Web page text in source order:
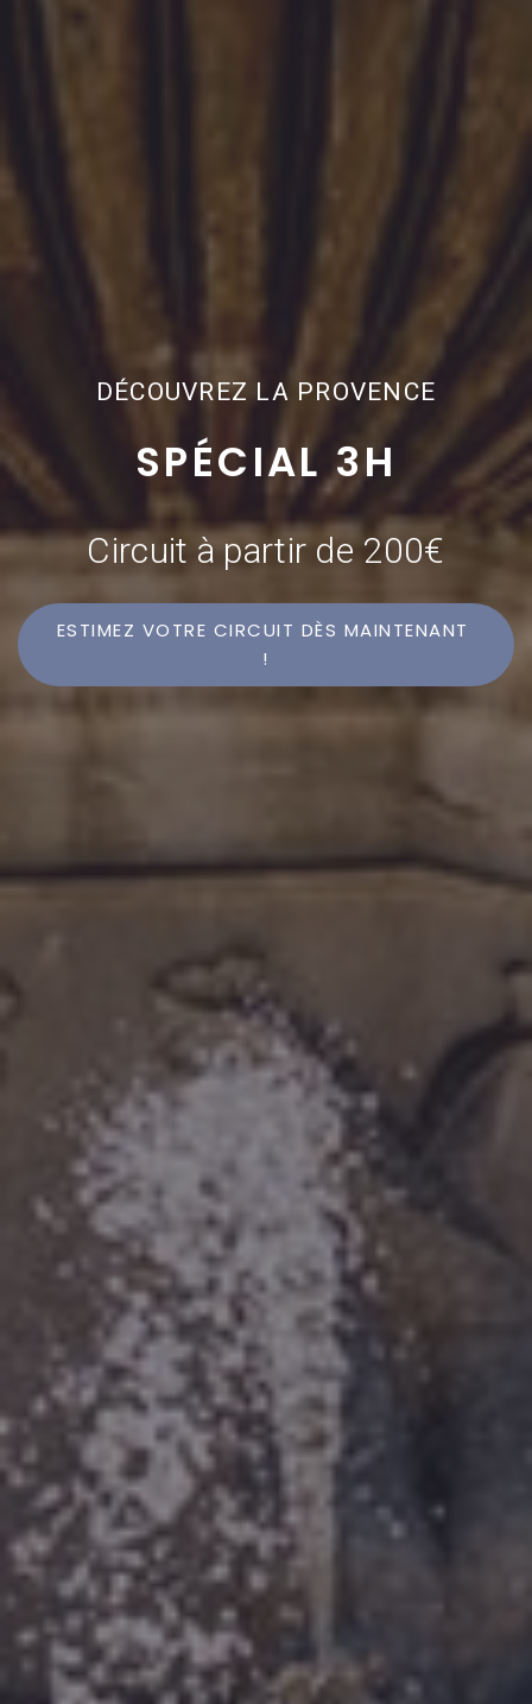
DÉCOUVREZ LA PROVENCE
SPÉCIAL 3H
Circuit à partir de 200€
ESTIMEZ VOTRE CIRCUIT DÈS MAINTENANT
!